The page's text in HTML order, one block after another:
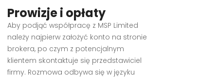
Prowizje i opłaty
Aby podjąć współpracę z MSP Limited
należy najpierw założyć konto na stronie
brokera, po czym z potencjalnym
klientem skontaktuje się przedstawiciel
firmy. Rozmowa odbywa się w języku